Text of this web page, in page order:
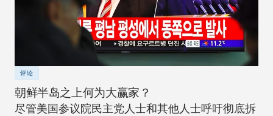
评论
朝鲜半岛之上何为大赢家？
尽管美国参议院民主党人士和其他人士呼吁彻底拆